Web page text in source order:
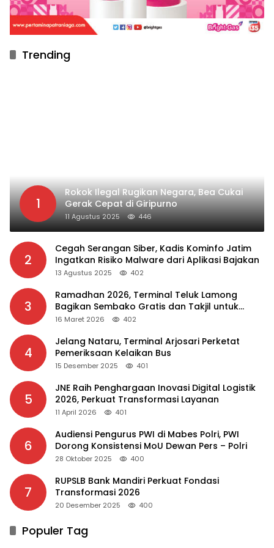
Trending
1
Rokok Ilegal Rugikan Negara, Bea Cukai
Gerak Cepat di Giripurno
11 Agustus 2025 446
2
Cegah Serangan Siber, Kadis Kominfo Jatim
Ingatkan Risiko Malware dari Aplikasi Bajakan
13 Agustus 2025 402
3
Ramadhan 2026, Terminal Teluk Lamong
Bagikan Sembako Gratis dan Takjil untuk
Masyarakat
16 Maret 2026 402
4
Jelang Nataru, Terminal Arjosari Perketat
Pemeriksaan Kelaikan Bus
15 Desember 2025 401
5
JNE Raih Penghargaan Inovasi Digital Logistik
2026, Perkuat Transformasi Layanan
11 April 2026 401
6
Audiensi Pengurus PWI di Mabes Polri, PWI
Dorong Konsistensi MoU Dewan Pers – Polri
28 Oktober 2025 400
7
RUPSLB Bank Mandiri Perkuat Fondasi
Transformasi 2026
20 Desember 2025 400
Populer Tag